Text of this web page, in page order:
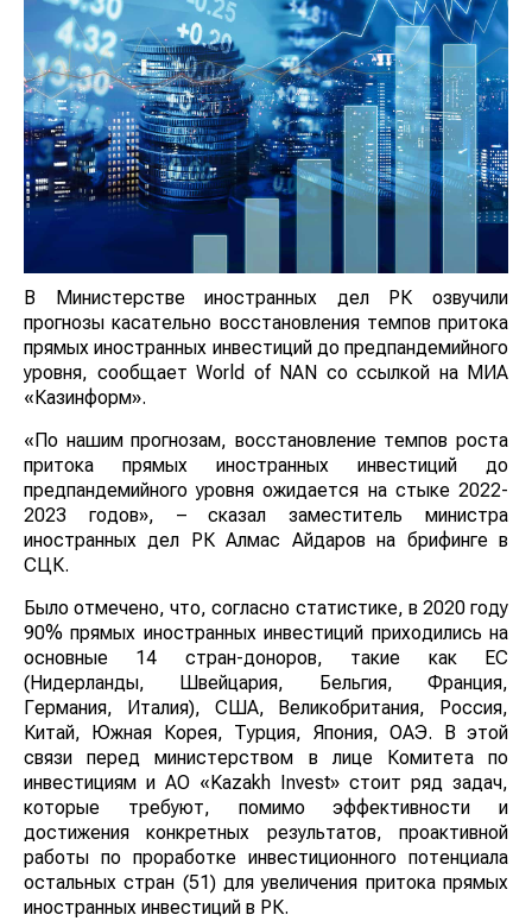
В Министерстве иностранных дел РК озвучили
прогнозы касательно восстановления темпов притока
прямых иностранных инвестиций до предпандемийного
уровня, сообщает World of NAN со ссылкой на МИА
«Казинформ».
«По нашим прогнозам, восстановление темпов роста
притока прямых иностранных инвестиций до
предпандемийного уровня ожидается на стыке 2022-
2023 годов», – сказал заместитель министра
иностранных дел РК Алмас Айдаров на брифинге в
СЦК.
Было отмечено, что, согласно статистике, в 2020 году
90% прямых иностранных инвестиций приходились на
основные 14 стран-доноров, такие как ЕС
(Нидерланды, Швейцария, Бельгия, Франция,
Германия, Италия), США, Великобритания, Россия,
Китай, Южная Корея, Турция, Япония, ОАЭ. В этой
связи перед министерством в лице Комитета по
инвестициям и АО «Kazakh Invest» стоит ряд задач,
которые требуют, помимо эффективности и
достижения конкретных результатов, проактивной
работы по проработке инвестиционного потенциала
остальных стран (51) для увеличения притока прямых
иностранных инвестиций в РК.